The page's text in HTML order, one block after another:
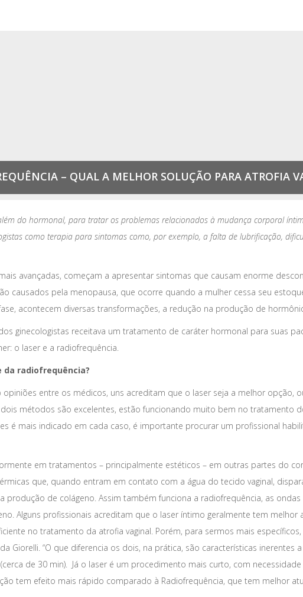
– QUAL A MELHOR SOLUÇÃO PARA ATROFIA
do hormonal, para tratar os problemas relacionados à mudança corporal
como terapia para sintomas como, por exemplo, a falta de lubrificação,
avançadas, começam a apresentar sintomas que causam enorme
causados pela menopausa, que ocorre quando a mulher cessa seu
acontecem diversas transformações, a redução na produção de
ginecologistas receitava um tratamento de caráter hormonal para suas
o laser e a radiofrequência.
da radiofrequência?
entre os médicos, uns acreditam que o laser seja a melhor opção,
métodos são excelentes, estão funcionando muito bem no tratamento
é mais indicado em cada caso, é importante procurar um profissional
em tratamentos – principalmente estéticos – em outras partes do
que, quando entram em contato com a água do tecido vaginal,
produção de colágeno. Assim também funciona a radiofrequência, as
Alguns profissionais acreditam que o laser íntimo geralmente tem
no tratamento da atrofia vaginal. Porém, para sermos mais
Giorelli. “O que diferencia os dois, na prática, são características inerentes
de 30 min). Já o laser é um procedimento mais curto, com
tem efeito mais rápido comparado à Radiofrequência, que tem melhor